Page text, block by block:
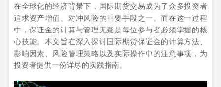
在全球化的经济背景下，国际期货交易成为了众多投资者
追求资产增值、对冲风险的重要手段之一。而在这一过程
中，保证金的计算与管理无疑是每位参与者必须掌握的核
心技能。本文旨在深入探讨国际期货保证金的计算方法、
影响因素、风险管理策略以及实际操作中的注意事项，为
投资者提供一份详尽的实践指南。